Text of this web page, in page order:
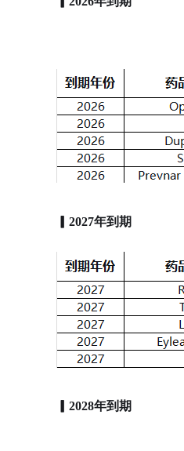
▎2027年到期
▎2028年到期